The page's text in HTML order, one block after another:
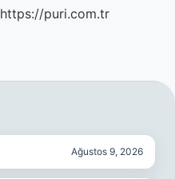
https://puri.com.tr
Ağustos 9, 2026